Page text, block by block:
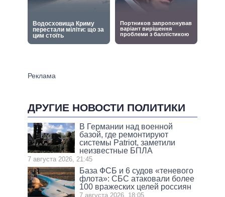
ДРУГИЕ НОВОСТИ ПОЛИТИКИ
В Германии над военной
базой, где ремонтируют
системы Patriot, заметили
неизвестные БПЛА
7 августа 2026, 21:45
База ФСБ и 6 судов «теневого
флота»: СБС атаковали более
100 вражеских целей россиян
7 августа 2026, 18:05